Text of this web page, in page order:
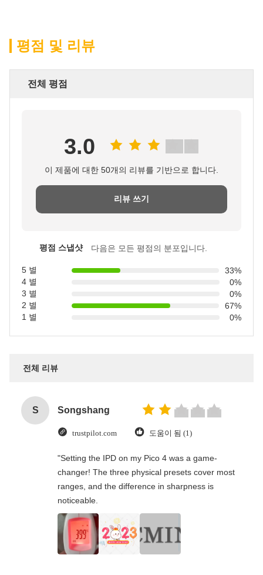
평점 및 리뷰
전체 평점
3.0
이 제품에 대한 50개의 리뷰를 기반으로 합니다.
리뷰 쓰기
평점 스냅샷 다음은 모든 평점의 분포입니다.
5 별
33%
4 별
0%
3 별
0%
2 별
67%
1 별
0%
전체 리뷰
S Songshang
trustpilot.com 도움이 됨 (1)
"Setting the IPD on my Pico 4 was a game-
changer! The three physical presets cover most
ranges, and the difference in sharpness is
noticeable.